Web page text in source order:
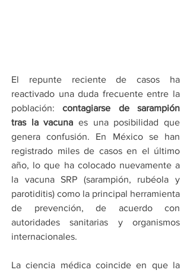
El repunte reciente de casos ha
reactivado una duda frecuente entre la
población: contagiarse de sarampión
tras la vacuna es una posibilidad que
genera confusión. En México se han
registrado miles de casos en el último
año, lo que ha colocado nuevamente a
la vacuna SRP (sarampión, rubéola y
parotiditis) como la principal herramienta
de prevención, de acuerdo con
autoridades sanitarias y organismos
internacionales.
La ciencia médica coincide en que la